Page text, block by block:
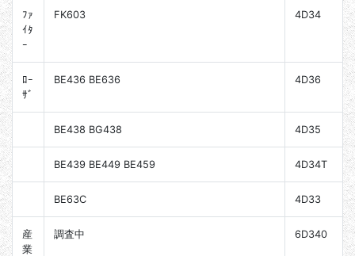
ﾌｧ
ｲﾀ
ｰ
FK603 4D34
ﾛｰ
ｻﾞ
BE436 BE636 4D36
BE438 BG438 4D35
BE439 BE449 BE459 4D34T
BE63C 4D33
産
業
調査中 6D340